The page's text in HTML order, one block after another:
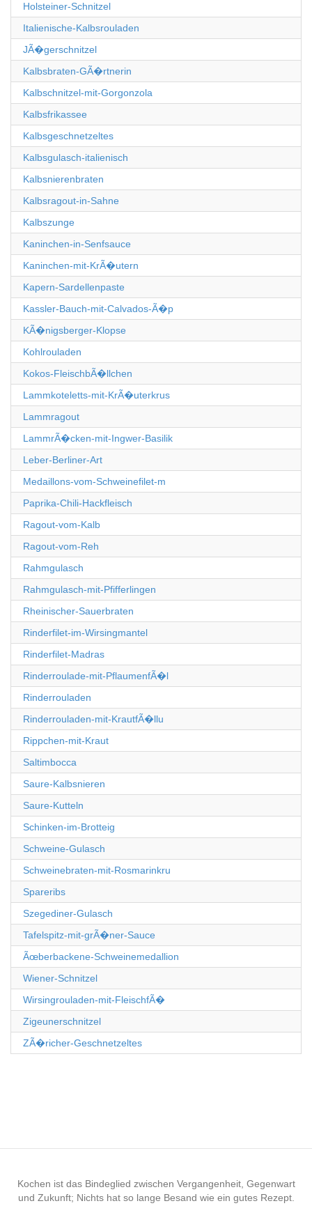
Holsteiner-Schnitzel
Italienische-Kalbsrouladen
JÃ�gerschnitzel
Kalbsbraten-GÃ�rtnerin
Kalbschnitzel-mit-Gorgonzola
Kalbsfrikassee
Kalbsgeschnetzeltes
Kalbsgulasch-italienisch
Kalbsnierenbraten
Kalbsragout-in-Sahne
Kalbszunge
Kaninchen-in-Senfsauce
Kaninchen-mit-KrÃ�utern
Kapern-Sardellenpaste
Kassler-Bauch-mit-Calvados-Ã�p
KÃ�nigsberger-Klopse
Kohlrouladen
Kokos-FleischbÃ�llchen
Lammkoteletts-mit-KrÃ�uterkrus
Lammragout
LammrÃ�cken-mit-Ingwer-Basilik
Leber-Berliner-Art
Medaillons-vom-Schweinefilet-m
Paprika-Chili-Hackfleisch
Ragout-vom-Kalb
Ragout-vom-Reh
Rahmgulasch
Rahmgulasch-mit-Pfifferlingen
Rheinischer-Sauerbraten
Rinderfilet-im-Wirsingmantel
Rinderfilet-Madras
Rinderroulade-mit-PflaumenfÃ�l
Rinderrouladen
Rinderrouladen-mit-KrautfÃ�llu
Rippchen-mit-Kraut
Saltimbocca
Saure-Kalbsnieren
Saure-Kutteln
Schinken-im-Brotteig
Schweine-Gulasch
Schweinebraten-mit-Rosmarinkru
Spareribs
Szegediner-Gulasch
Tafelspitz-mit-grÃ�ner-Sauce
Ãœberbackene-Schweinemedallion
Wiener-Schnitzel
Wirsingrouladen-mit-FleischfÃ�
Zigeunerschnitzel
ZÃ�richer-Geschnetzeltes
Kochen ist das Bindeglied zwischen Vergangenheit, Gegenwart
und Zukunft; Nichts hat so lange Besand wie ein gutes Rezept.